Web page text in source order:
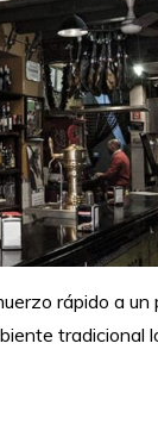
rápido a
tradicional